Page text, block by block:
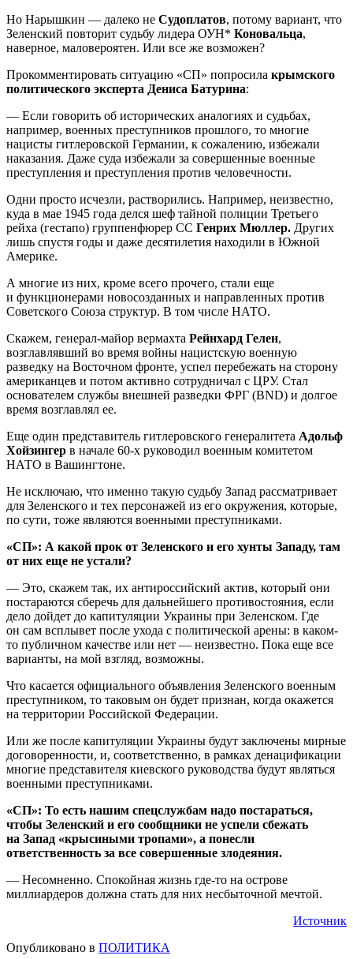
Но Нарышкин — далеко не Судоплатов, потому вариант, что
Зеленский повторит судьбу лидера ОУН* Коновальца,
наверное, маловероятен. Или все же возможен?
Прокомментировать ситуацию «СП» попросила крымского
политического эксперта Дениса Батурина:
— Если говорить об исторических аналогиях и судьбах,
например, военных преступников прошлого, то многие
нацисты гитлеровской Германии, к сожалению, избежали
наказания. Даже суда избежали за совершенные военные
преступления и преступления против человечности.
Одни просто исчезли, растворились. Например, неизвестно,
куда в мае 1945 года делся шеф тайной полиции Третьего
рейха (гестапо) группенфюрер СС Генрих Мюллер. Других
лишь спустя годы и даже десятилетия находили в Южной
Америке.
А многие из них, кроме всего прочего, стали еще
и функционерами новосозданных и направленных против
Советского Союза структур. В том числе НАТО.
Скажем, генерал-майор вермахта Рейнхард Гелен,
возглавлявший во время войны нацистскую военную
разведку на Восточном фронте, успел перебежать на сторону
американцев и потом активно сотрудничал с ЦРУ. Стал
основателем службы внешней разведки ФРГ (BND) и долгое
время возглавлял ее.
Еще один представитель гитлеровского генералитета Адольф
Хойзингер в начале 60-х руководил военным комитетом
НАТО в Вашингтоне.
Не исключаю, что именно такую судьбу Запад рассматривает
для Зеленского и тех персонажей из его окружения, которые,
по сути, тоже являются военными преступниками.
«СП»: А какой прок от Зеленского и его хунты Западу, там
от них еще не устали?
— Это, скажем так, их антироссийский актив, который они
постараются сберечь для дальнейшего противостояния, если
дело дойдет до капитуляции Украины при Зеленском. Где
он сам всплывет после ухода с политической арены: в каком-
то публичном качестве или нет — неизвестно. Пока еще все
варианты, на мой взгляд, возможны.
Что касается официального объявления Зеленского военным
преступником, то таковым он будет признан, когда окажется
на территории Российской Федерации.
Или же после капитуляции Украины будут заключены мирные
договоренности, и, соответственно, в рамках денацификации
многие представителя киевского руководства будут являться
военными преступниками.
«СП»: То есть нашим спецслужбам надо постараться,
чтобы Зеленский и его сообщники не успели сбежать
на Запад «крысиными тропами», а понесли
ответственность за все совершенные злодеяния.
— Несомненно. Спокойная жизнь где-то на острове
миллиардеров должна стать для них несбыточной мечтой.
Источник
Опубликовано в ПОЛИТИКА